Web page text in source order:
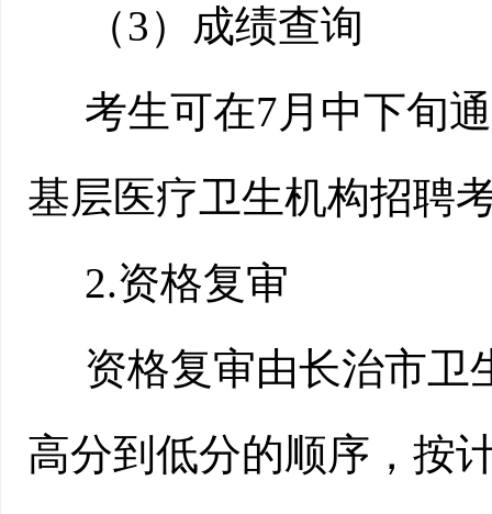
（3）成绩查询
考生可在7月 中下旬
基层医疗卫生机构招聘
2.资格复审
资格复审由长治市卫
高分到低分的顺序，按